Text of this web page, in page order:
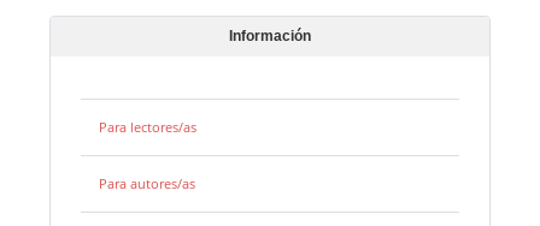
Información
Para lectores/as
Para autores/as